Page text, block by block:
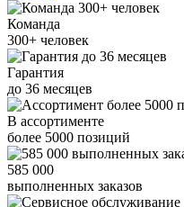
Команда
300+ человек
Гарантия
до 36 месяцев
В ассортименте
более 5000 позиций
585 000
выполненных заказов